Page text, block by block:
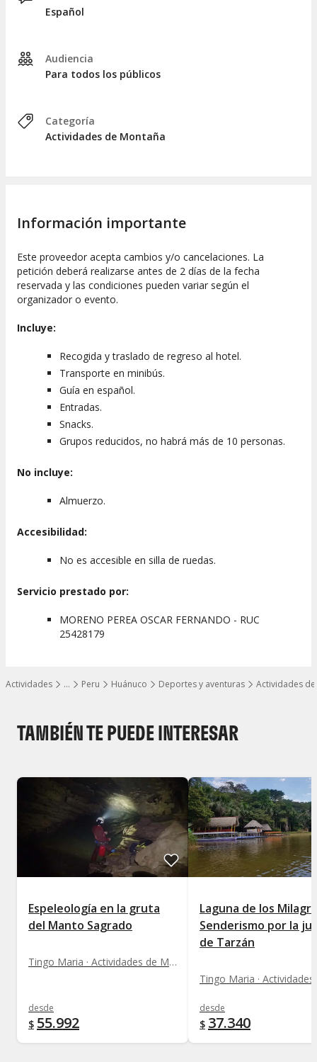
…
Mostrar todos los niveles
Actividades Peru Huánuco Deportes y aventuras Actividades
Español
Audiencia
Para todos los públicos
Categoría
Actividades de Montaña
Información importante
Este proveedor acepta cambios y/o cancelaciones. La
petición deberá realizarse antes de 2 días de la fecha
reservada y las condiciones pueden variar según el
organizador o evento.
Incluye:
Recogida y traslado de regreso al hotel.
Transporte en minibús.
Guía en español.
Entradas.
Snacks.
Grupos reducidos, no habrá más de 10 personas.
No incluye:
Almuerzo.
Accesibilidad:
No es accesible en silla de ruedas.
Servicio prestado por:
MORENO PEREA OSCAR FERNANDO - RUC
25428179
TAMBIÉN TE PUEDE INTERESAR
Espeleología en la gruta
del Manto Sagrado
Tingo Maria · Actividades de Montaña
desde
$ 55.992
Laguna de los
Senderismo por la
de Tarzán
desde
$ 37.340